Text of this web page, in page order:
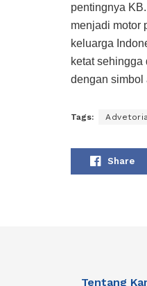
pentingnya
menjadi motor
keluarga
ketat
dengan simbol
Tags:
Share
Tentang